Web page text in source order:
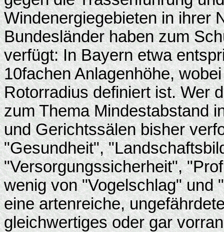
Windenergiegebieten in ihrer
Bundesländer haben zum
verfügt: In Bayern etwa
10fachen Anlagenhöhe,
Rotorradius definiert ist. Wer
zum Thema Mindestabstand
und Gerichtssälen bisher
"Gesundheit",
"Versorgungssicherheit",
wenig von "Vogelschlag" und
eine artenreiche,
gleichwertiges oder gar